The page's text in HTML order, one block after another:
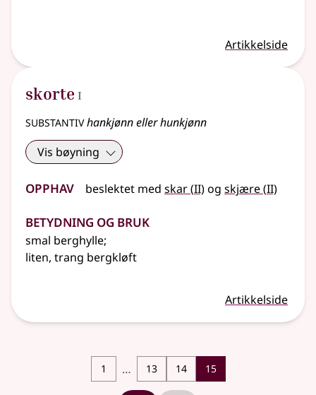
Artikkelside
skorte 1
I
substantivhankjønn eller hunkjønn
Vis bøyning
Opphav beslektet med skar(2
II)og skjære(2
II)
Betydning og bruk
smal berghylle;
liten, trang bergkløft
Artikkelside
1 … 13 14 15